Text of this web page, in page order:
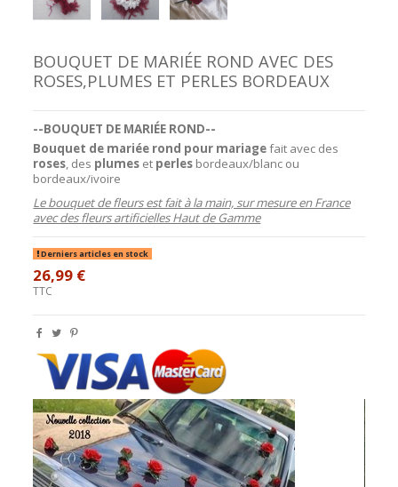
BOUQUET DE MARIÉE ROND AVEC DES
ROSES,PLUMES ET PERLES BORDEAUX
--BOUQUET DE MARIÉE ROND--
Bouquet de mariée rond pour mariagefait avec des
roses, des plumes et perles bordeaux/blanc ou
bordeaux/ivoire
Le bouquet de fleurs est fait à la main, sur mesure en France
avec des fleurs artificielles Haut de Gamme
Derniers articles en stock
26,99 €
TTC